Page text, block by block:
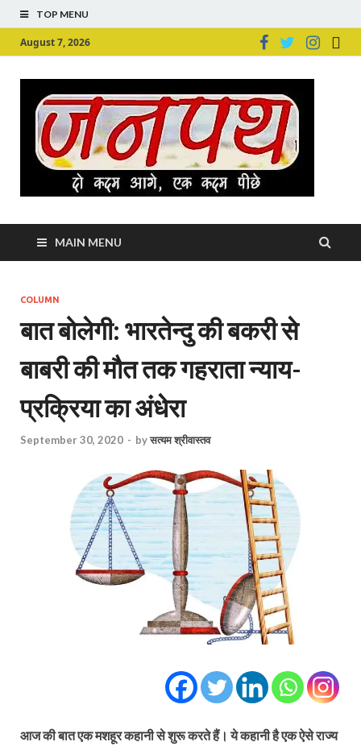
TOP MENU
August 7, 2026
MAIN MENU
COLUMN
बात बोलेगी: भारतेन्दु की बकरी से
बाबरी की मौत तक गहराता न्याय-
प्रक्रिया का अंधेरा
September 30, 2020 - byसत्यम श्रीवास्तव
आज की बात एक मशहूर कहानी से शुरू करते हैं। ये कहानी है एक ऐसे राज्य